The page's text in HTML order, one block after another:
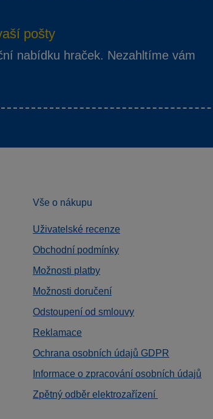
pošty
nabídku hraček. Nezahltíme vám
Vše o nákupu
Uživatelské recenze
Obchodní podmínky
Možnosti platby
Možnosti doručení
Odstoupení od smlouvy
Reklamace
Ochrana osobních údajů GDPR
Informace o zpracování osobních údajů
Zpětný odběr elektrozařízení